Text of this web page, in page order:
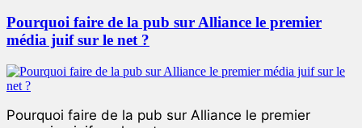
Pourquoi faire de la pub sur Alliance le premier
média juif sur le net ?
Pourquoi faire de la pub sur Alliance le premier